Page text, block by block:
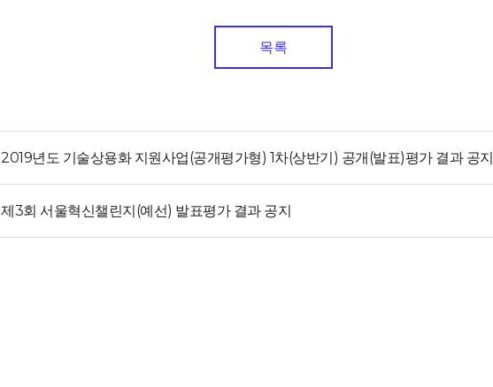
목록
2019년도 기술상용화 지원사업(공개평가형) 1차(상반기) 공개(발표)평가 결과 공지
제3회 서울혁신챌린지(예선) 발표평가 결과 공지